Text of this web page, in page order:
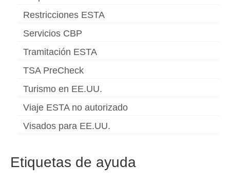
Restricciones ESTA
Servicios CBP
Tramitación ESTA
TSA PreCheck
Turismo en EE.UU.
Viaje ESTA no autorizado
Visados para EE.UU.
Etiquetas de ayuda